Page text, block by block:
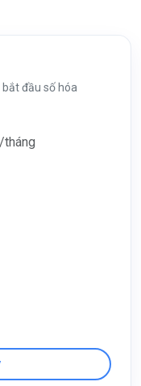
đầu số hóa
/tháng